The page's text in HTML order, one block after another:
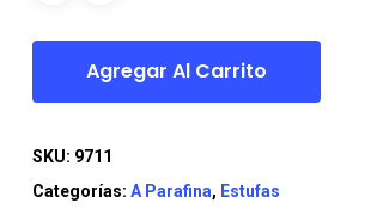
Agregar Al Carrito
SKU: 9711
Categorías: A Parafina, Estufas